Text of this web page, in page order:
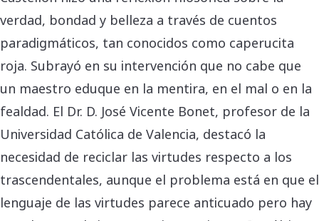
verdad, bondad y belleza a través de cuentos
paradigmáticos, tan conocidos como caperucita
roja. Subrayó en su intervención que no cabe que
un maestro eduque en la mentira, en el mal o en la
fealdad. El Dr. D. José Vicente Bonet, profesor de la
Universidad Católica de Valencia, destacó la
necesidad de reciclar las virtudes respecto a los
trascendentales, aunque el problema está en que el
lenguaje de las virtudes parece anticuado pero hay